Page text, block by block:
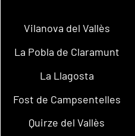
Vilanova del Vallès
La Pobla de Claramunt
La Llagosta
Fost de Campsentelles
Quirze del Vallès